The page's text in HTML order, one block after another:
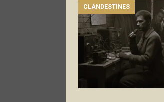
CLANDESTINES